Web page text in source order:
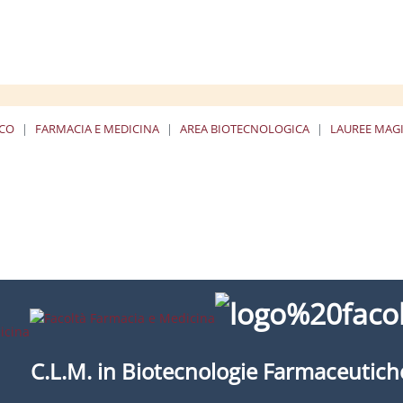
FARMACIA E MEDICINA AREA BIOTECNOLOGICA LAUREE
C.L.M. in Biotecnologie